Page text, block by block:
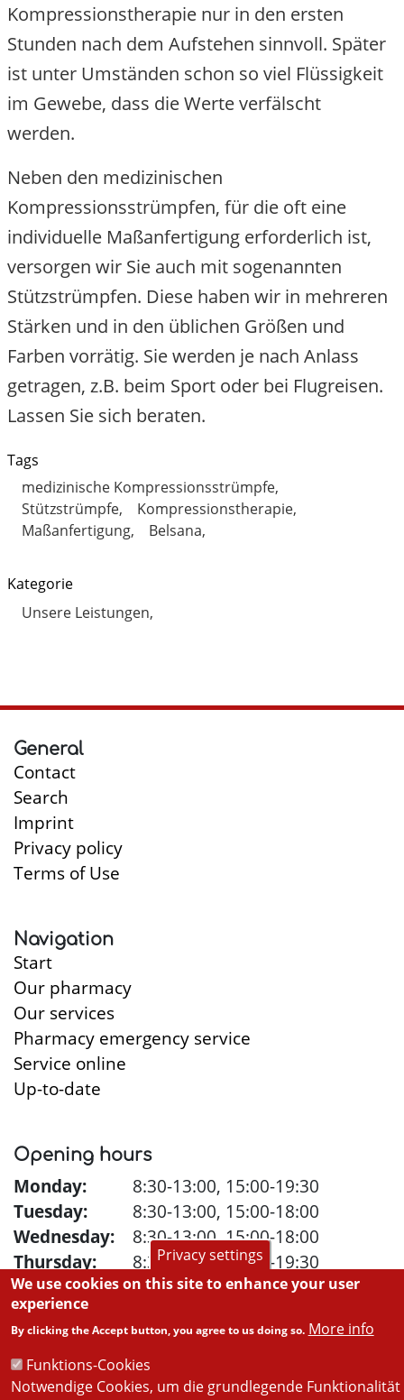
Kompressionstherapie nur in den ersten
Stunden nach dem Aufstehen sinnvoll. Später
ist unter Umständen schon so viel Flüssigkeit
im Gewebe, dass die Werte verfälscht
werden.
Neben den medizinischen
Kompressionsstrümpfen, für die oft eine
individuelle Maßanfertigung erforderlich ist,
versorgen wir Sie auch mit sogenannten
Stützstrümpfen. Diese haben wir in mehreren
Stärken und in den üblichen Größen und
Farben vorrätig. Sie werden je nach Anlass
getragen, z.B. beim Sport oder bei Flugreisen.
Lassen Sie sich beraten.
Tags
medizinische Kompressionsstrümpfe
Stützstrümpfe
Kompressionstherapie
Maßanfertigung
Belsana
Kategorie
Unsere Leistungen
General
Contact
Search
Imprint
Privacy policy
Terms of Use
Navigation
Start
Our pharmacy
Our services
Pharmacy emergency service
Service online
Up-to-date
Opening hours
Monday:
8:30-13:00, 15:00-19:30
Tuesday:
8:30-13:00, 15:00-18:00
Wednesday:
8:30-13:00, 15:00-18:00
Thursday:
8:30-13:00, 15:00-19:30
Friday:
8:30-13:00, 15:00-18:00
Saturday:
Privacy settings
We use cookies on this site to enhance your user
experience
By clicking the Accept button, you agree to us doing so. More info
Funktions-Cookies
Notwendige Cookies, um die grundlegende Funktionalität